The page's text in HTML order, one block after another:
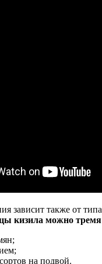
зависит также от
кизила можно тремя
на подвой.